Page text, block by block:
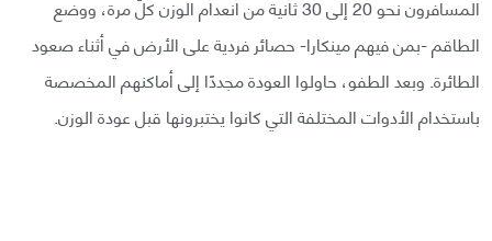
المسافرون نحو 20 إلى 30 ثانية من انعدام الوزن كلَّ مرة، ووضع
الطاقم -بمن فيهم مينكارا- حصائر فردية على الأرض في أثناء صعود
الطائرة. وبعد الطفو، حاولوا العودة مجددًا إلى أماكنهم المخصصة
باستخدام الأدوات المختلفة التي كانوا يختبرونها قبل عودة الوزن.